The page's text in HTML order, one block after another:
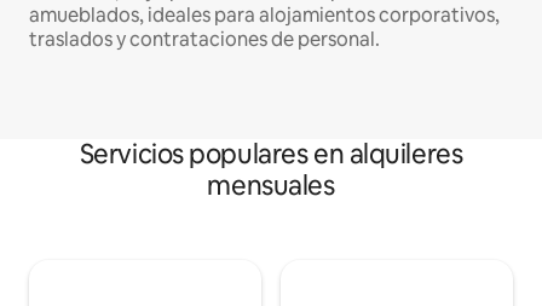
amueblados, ideales para alojamientos corporativos,
traslados y contrataciones de personal.
Servicios populares en alquileres
mensuales